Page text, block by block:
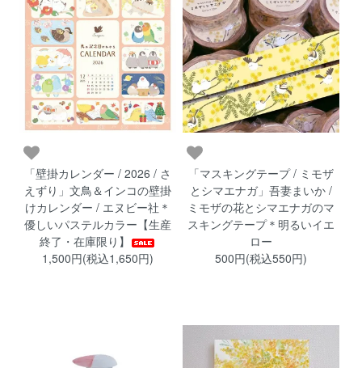
「壁掛カレンダー / 2026 / さ
えずり」文鳥＆インコの壁掛
けカレンダー / エヌビー社＊
優しいパステルカラー【生産
終了・在庫限り】
1,500円(税込1,650円)
「マスキングテープ / ミモザ
とシマエナガ」吾妻まいか /
ミモザの花とシマエナガのマ
スキングテープ＊明るいイエ
ロー
500円(税込550円)